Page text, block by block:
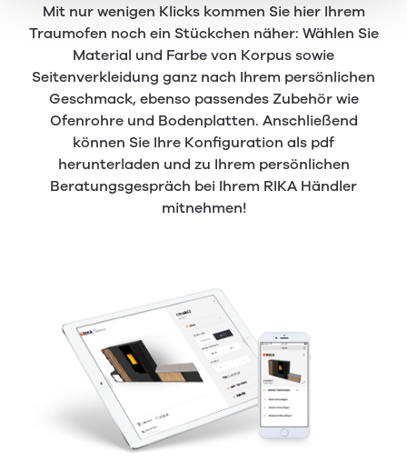
Mit nur wenigen Klicks kommen Sie hier Ihrem
Traumofen noch ein Stückchen näher: Wählen Sie
Material und Farbe von Korpus sowie
Seitenverkleidung ganz nach Ihrem persönlichen
Geschmack, ebenso passendes Zubehör wie
Ofenrohre und Bodenplatten. Anschließend
können Sie Ihre Konfiguration als pdf
herunterladen und zu Ihrem persönlichen
Beratungsgespräch bei Ihrem RIKA Händler
mitnehmen!